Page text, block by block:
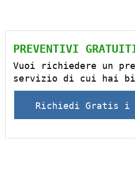
PREVENTIVI
Vuoi richiedere un
servizio di cui hai
Richiedi Gratis i